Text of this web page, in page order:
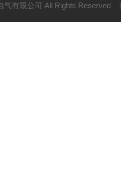
气有限公司 All Rights Reserved